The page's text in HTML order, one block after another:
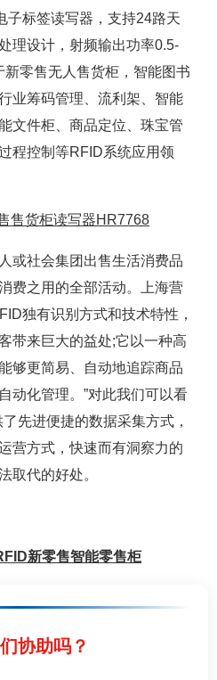
子标签读写器，支持24路天
理设计，射频输出功率0.5-
零售无人售货柜，智能图书
业筹码管理、流利架、智能
文件柜、商品定位、珠宝管
程控制等RFID系统应用领
售货柜读写器HR7768
或社会集团出售生活消费品
费之用的全部活动。上海营
独有识别方式和技术特性，
带来巨大的益处;它以一种高
够更简易、自动地追踪商品
动化管理。”对此我们可以看
先进便捷的数据采集方式，
营方式，快速而有洞察力的
取代的好处。
新零售智能零售柜
协助吗？